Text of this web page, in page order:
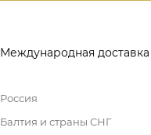
Международная доставка
Россия
Балтия и страны СНГ